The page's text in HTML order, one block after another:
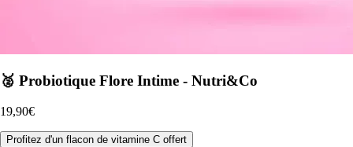
🥈 Probiotique Flore Intime - Nutri&Co
19,90€
Profitez d'un flacon de vitamine C offert